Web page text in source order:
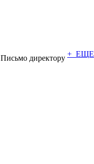
Письмо директору + ЕЩЕ